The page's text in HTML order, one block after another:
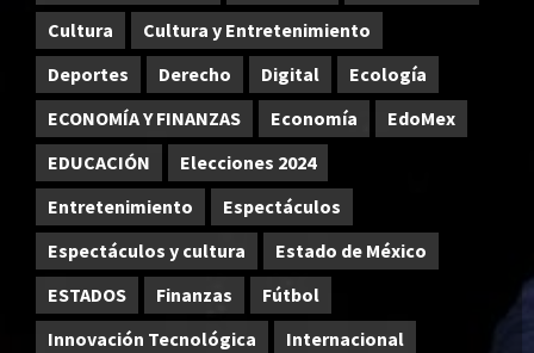
Cultura
Cultura y Entretenimiento
Deportes
Derecho Digital
Ecología
ECONOMÍA Y FINANZAS
Economía
EdoMex
EDUCACIÓN
Elecciones 2024
Entretenimiento
Espectáculos
Espectáculos y cultura
Estado de México
ESTADOS
Finanzas
Fútbol
Innovación Tecnológica
Internacional